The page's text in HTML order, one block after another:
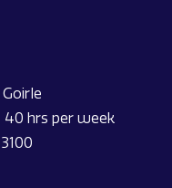
Goirle
40 hrs per week
3100